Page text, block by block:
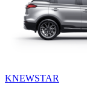
KNEWSTAR